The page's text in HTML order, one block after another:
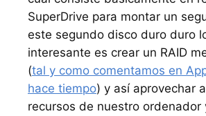
SuperDrive para montar un
este segundo disco duro duro
interesante es crear un RAID
(tal y como comentamos en
hace tiempo) y así aprovechar
recursos de nuestro ordenador